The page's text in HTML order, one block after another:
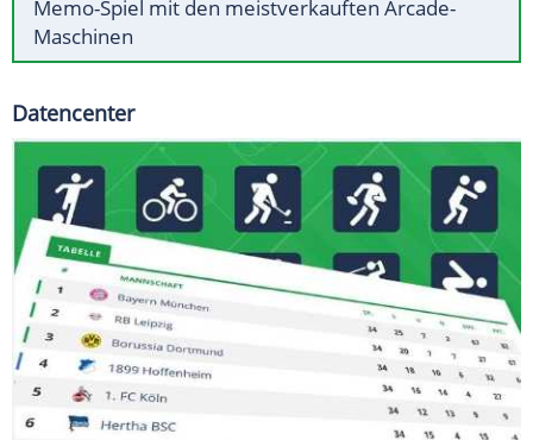
Memo-Spiel mit den meistverkauften Arcade-
Maschinen
Datencenter